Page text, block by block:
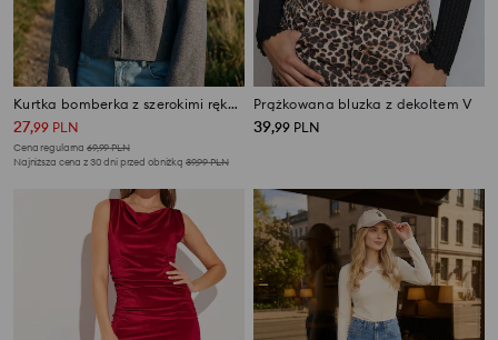
Kurtka bomberka z szerokimi rękawami
27,99 PLN
Cena regularna 69,99PLN
Najniższa cena z 30 dni przed obniżką 39,99PLN
Prążkowana bluzka z dekoltem V
39,99 PLN